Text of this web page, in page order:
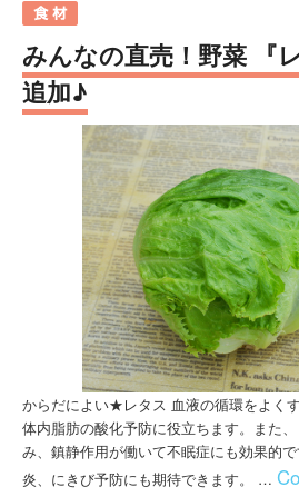
みんなの直売！野菜 『
追加♪
からだによい★レタス 血液の循環をよく
体内脂肪の酸化予防に役立ちます。また
み、鎮静作用が働いて不眠症にも効果的
炎、にきび予防にも期待できます。 …